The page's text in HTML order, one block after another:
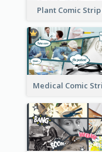
Plant Comic Strip